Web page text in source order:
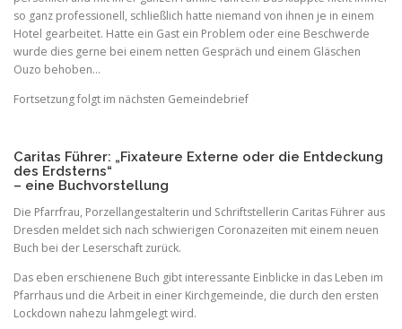
so ganz professionell, schließlich hatte niemand von ihnen je in einem
Hotel gearbeitet. Hatte ein Gast ein Problem oder eine Beschwerde
wurde dies gerne bei einem netten Gespräch und einem Gläschen
Ouzo behoben…
Fortsetzung folgt im nächsten Gemeindebrief
Caritas Führer: „Fixateure Externe oder die Entdeckung
des Erdsterns“
– eine Buchvorstellung
Die Pfarrfrau, Porzellangestalterin und Schriftstellerin Caritas Führer aus
Dresden meldet sich nach schwierigen Coronazeiten mit einem neuen
Buch bei der Leserschaft zurück.
Das eben erschienene Buch gibt interessante Einblicke in das Leben im
Pfarrhaus und die Arbeit in einer Kirchgemeinde, die durch den ersten
Lockdown nahezu lahmgelegt wird.